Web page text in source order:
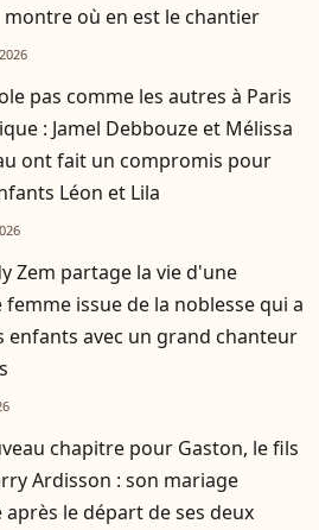
montre où en est le chantier
pas comme les autres à Paris
: Jamel Debbouze et Mélissa
ont fait un compromis pour
Léon et Lila
Zem partage la vie d'une
femme issue de la noblesse qui a
enfants avec un grand chanteur
chapitre pour Gaston, le fils
Ardisson : son mariage
après le départ de ses deux